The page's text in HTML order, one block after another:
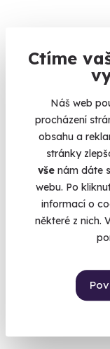
Ctíme
Náš web
procházení
obsahu a
stránky
vše nám dáte
webu. Po
informací o
některé z nich.
Jízda v
Japonský
Most (+ 2 další
1 550 Kč
Volný termín už